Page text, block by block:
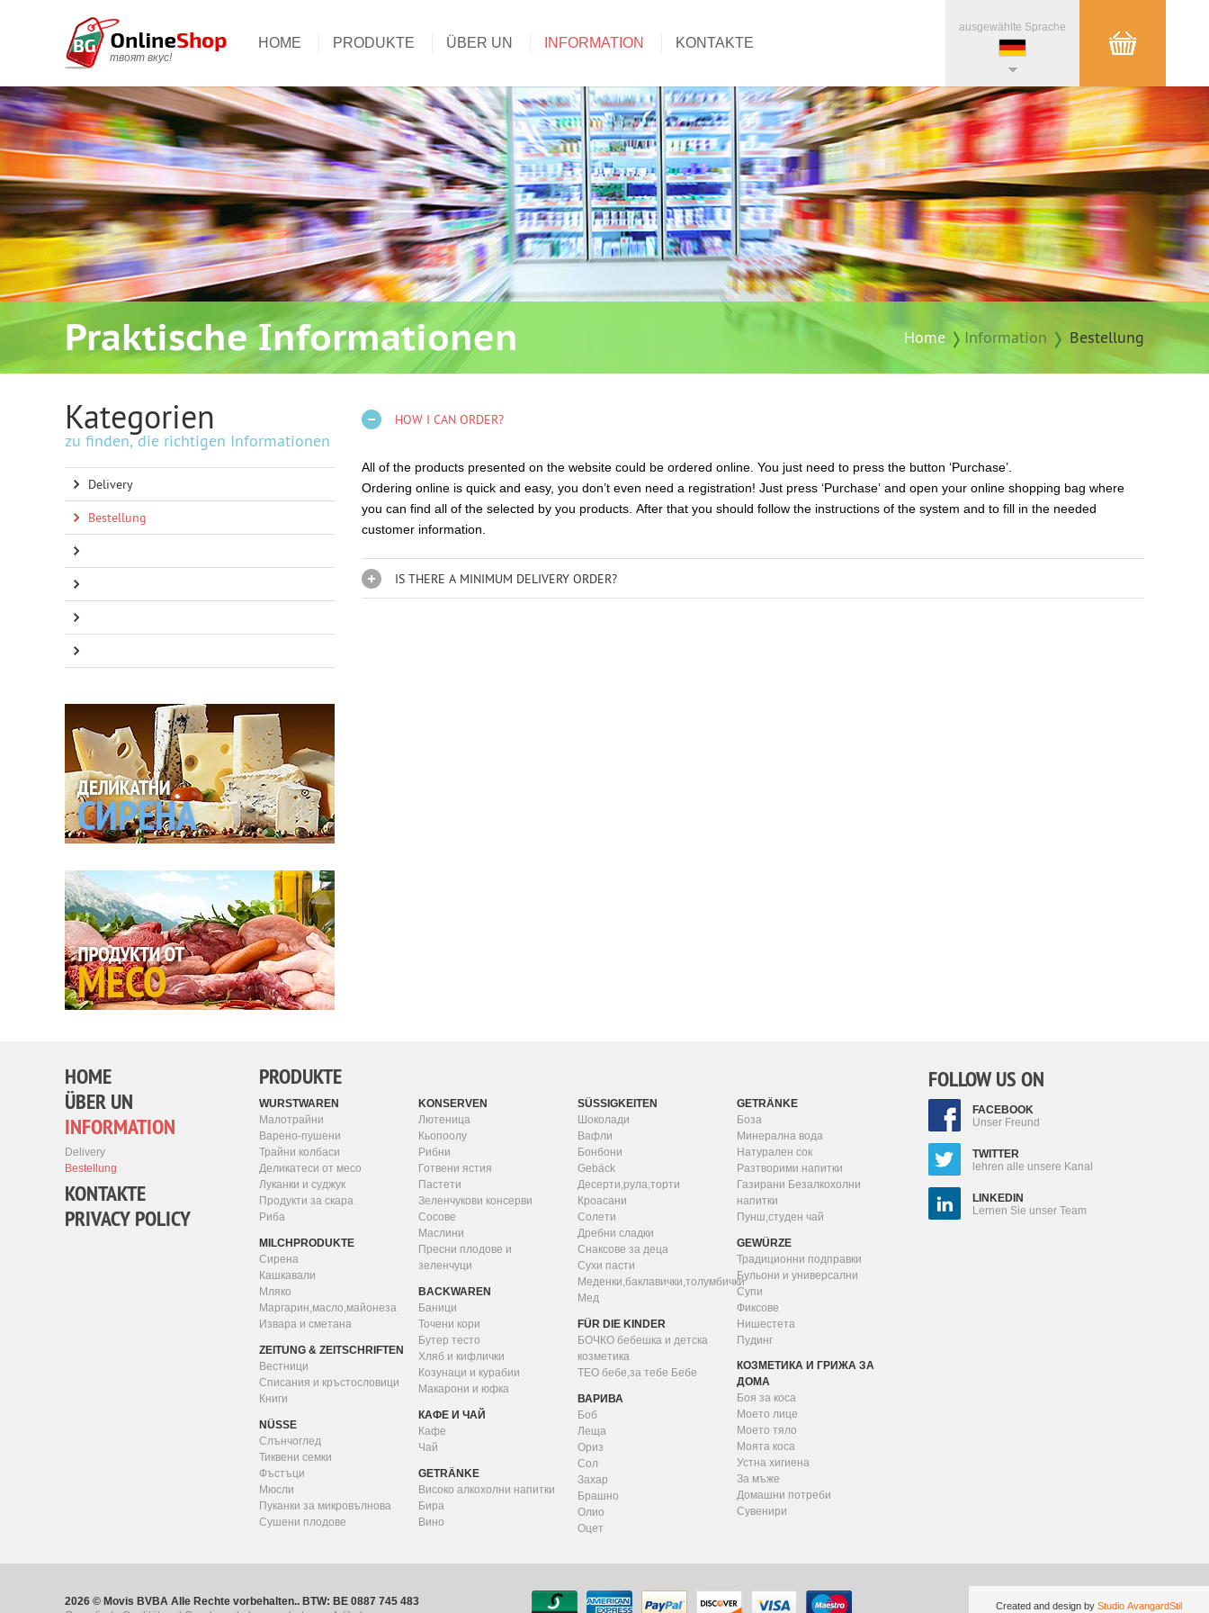
твоят вкус!
HOME PRODUKTE ÜBER UN INFORMATION KONTAKTE
ausgewählte Sprache
Praktische Informationen Home Information Bestellung
Kategorien
zu finden, die richtigen Informationen
Delivery
Bestellung
HOW I CAN ORDER?
All of the products presented on the website could be ordered online. You just need to press the button ‘Purchase’.
Ordering online is quick and easy, you don’t even need a registration! Just press ‘Purchase’ and open your online shopping bag where
you can find all of the selected by you products. After that you should follow the instructions of the system and to fill in the needed
customer information.
IS THERE A MINIMUM DELIVERY ORDER?
HOME
ÜBER UN
INFORMATION
Delivery
Bestellung
KONTAKTE
PRIVACY POLICY
PRODUKTE
WURSTWAREN
Малотрайни
Варено-пушени
Трайни колбаси
Деликатеси от месо
Луканки и суджук
Продукти за скара
Риба
MILCHPRODUKTE
Сирена
Кашкавали
Мляко
Маргарин,масло,майонеза
Извара и сметана
ZEITUNG & ZEITSCHRIFTEN
Вестници
Списания и кръстословици
Книги
NÜSSE
Слънчоглед
Тиквени семки
Фъстъци
Мюсли
Пуканки за микровълнова
Сушени плодове
KONSERVEN
Лютеница
Кьопоолу
Рибни
Готвени ястия
Пастети
Зеленчукови консерви
Сосове
Маслини
Пресни плодове и
зеленчуци
BACKWAREN
Баници
Точени кори
Бутер тесто
Хляб и кифлички
Козунаци и курабии
Макарони и юфка
КАФЕ И ЧАЙ
Кафе
Чай
GETRÄNKE
Високо алкохолни напитки
Бира
Вино
SÜSSIGKEITEN
Шоколади
Вафли
Бонбони
Gebäck
Десерти,рула,торти
Кроасани
Солети
Дребни сладки
Снаксове за деца
Сухи пасти
Меденки,баклавички,толумбички
Мед
FÜR DIE KINDER
БОЧКО бебешка и детска
козметика
ТЕО бебе,за тебе Бебе
ВАРИВА
Боб
Леща
Ориз
Сол
Захар
Брашно
Олио
Оцет
GETRÄNKE
Боза
Минерална вода
Натурален сок
Разтворими напитки
Газирани Безалкохолни
напитки
Пунш,студен чай
GEWÜRZE
Традиционни подправки
Бульони и универсални
Супи
Фиксове
Нишестета
Пудинг
КОЗМЕТИКА И ГРИЖА ЗА
ДОМА
Боя за коса
Моето лице
Моето тяло
Моята коса
Устна хигиена
За мъже
Домашни потреби
Сувенири
FOLLOW US ON
FACEBOOK
Unser Freund
TWITTER
lehren alle unsere Kanal
LINKEDIN
Lernen Sie unser Team
2026 © Movis BVBA Alle Rechte vorbehalten.. BTW: BE 0887 745 483
Created and design by Studio AvangardStil